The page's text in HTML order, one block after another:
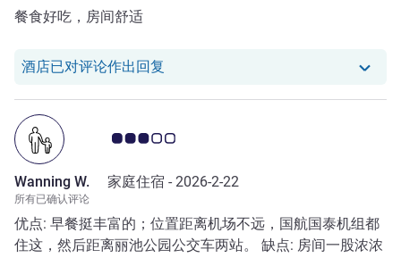
餐食好吃，房间舒适
酒店已对评论作出回复 我们酒店已对 Yue C. 的评论作出回复
客户意见评级 3.0/5
Wanning W. 家庭住宿 - 2026-2-22
所有已确认评论
优点: 早餐挺丰富的；位置距离机场不远，国航国泰机组都
住这，然后距离丽池公园公交车两站。 缺点: 房间一股浓浓